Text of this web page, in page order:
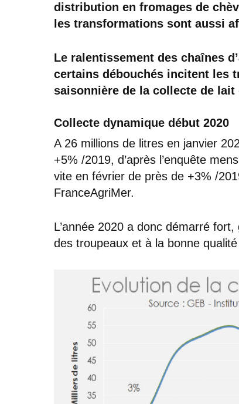
distribution en fromages de
les transformations sont aussi
Le ralentissement des chaînes
certains débouchés incitent les
saisonnière de la collecte de lait
Collecte dynamique début 2020
A 26 millions de litres en janvier
+5% /2019, d’après l’enquête
vite en février de près de +3% /
FranceAgriMer.
L’année 2020 a donc démarré
des troupeaux et à la bonne